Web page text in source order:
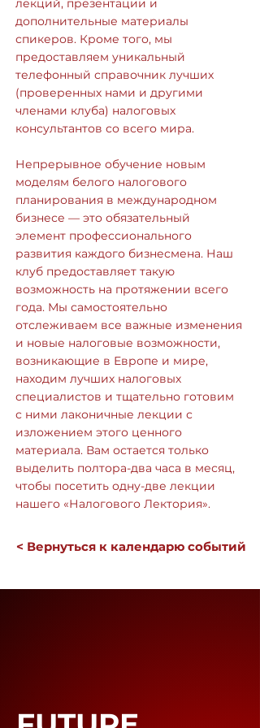
лекций, презентации и
дополнительные материалы
спикеров. Кроме того, мы
предоставляем уникальный
телефонный справочник лучших
(проверенных нами и другими
членами клуба) налоговых
консультантов со всего мира.
Непрерывное обучение новым
моделям белого налогового
планирования в международном
бизнесе — это обязательный
элемент профессионального
развития каждого бизнесмена. Наш
клуб предоставляет такую
возможность на протяжении всего
года. Мы самостоятельно
отслеживаем все важные изменения
и новые налоговые возможности,
возникающие в Европе и мире,
находим лучших налоговых
специалистов и тщательно готовим
с ними лаконичные лекции с
изложением этого ценного
материала. Вам остается только
выделить полтора-два часа в месяц,
чтобы посетить одну-две лекции
нашего «Налогового Лектория».
< Вернуться к календарю событий